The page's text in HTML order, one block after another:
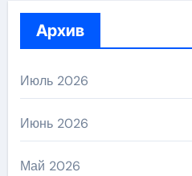
Архив
Июль 2026
Июнь 2026
Май 2026